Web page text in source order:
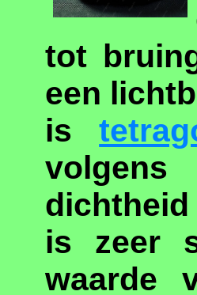
tot
een
is
volgens
dichtheid
is zeer
waarde